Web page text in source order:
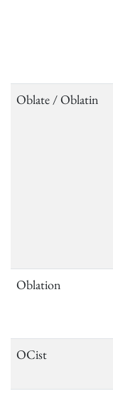
Oblate / Oblatin
Oblation
OCist